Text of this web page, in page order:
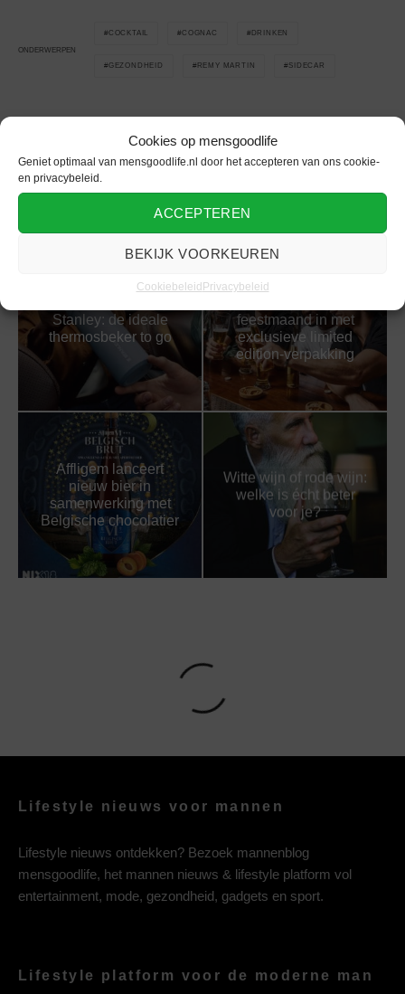
Cookies op mensgoodlife
Geniet optimaal van mensgoodlife.nl door het accepteren van ons cookie-
en privacybeleid.
ACCEPTEREN
BEKIJK VOORKEUREN
Cookiebeleid Privacybeleid
ONDERWERPEN
COCKTAIL COGNAC DRINKEN
GEZONDHEID REMY MARTIN SIDECAR
Gerelateerd
Stanley: de ideale
thermosbeker to go
feestmaand in met
exclusieve limited
edition-verpakking
Affligem lanceert
nieuw bier in
samenwerking met
Belgische chocolatier
Witte wijn of rode wijn:
welke is écht beter
voor je?
Lifestyle nieuws voor mannen
Lifestyle nieuws ontdekken? Bezoek mannenblog
mensgoodlife, het mannen nieuws & lifestyle platform vol
entertainment, mode, gezondheid, gadgets en sport.
Lifestyle platform voor de moderne man